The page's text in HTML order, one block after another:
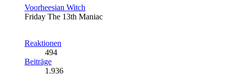
Voorheesian Witch
Friday The 13th Maniac
Reaktionen
494
Beiträge
1.936